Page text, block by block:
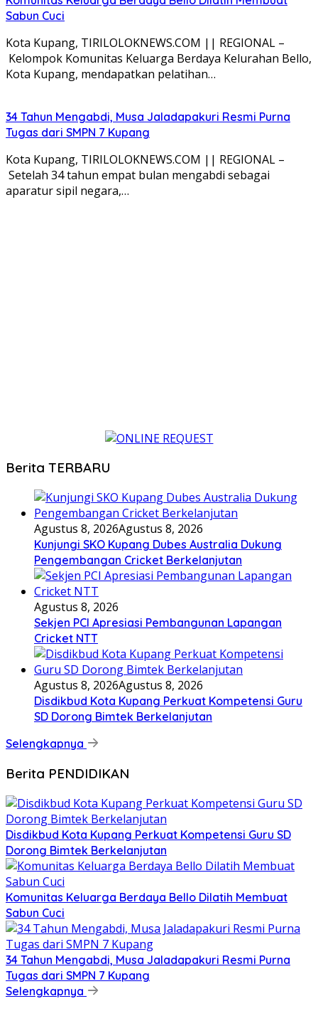
Sabun Cuci
Kota Kupang, TIRILOLOKNEWS.COM || REGIONAL –
Kelompok Komunitas Keluarga Berdaya Kelurahan Bello,
Kota Kupang, mendapatkan pelatihan…
34 Tahun Mengabdi, Musa Jaladapakuri Resmi Purna
Tugas dari SMPN 7 Kupang
Kota Kupang, TIRILOLOKNEWS.COM || REGIONAL –
Setelah 34 tahun empat bulan mengabdi sebagai
aparatur sipil negara,…
Berita TERBARU
Agustus 8, 2026Agustus 8, 2026
Kunjungi SKO Kupang Dubes Australia Dukung
Pengembangan Cricket Berkelanjutan
Agustus 8, 2026
Sekjen PCI Apresiasi Pembangunan Lapangan
Cricket NTT
Agustus 8, 2026Agustus 8, 2026
Disdikbud Kota Kupang Perkuat Kompetensi Guru
SD Dorong Bimtek Berkelanjutan
Selengkapnya
Berita PENDIDIKAN
Disdikbud Kota Kupang Perkuat Kompetensi Guru SD
Dorong Bimtek Berkelanjutan
Komunitas Keluarga Berdaya Bello Dilatih Membuat
Sabun Cuci
34 Tahun Mengabdi, Musa Jaladapakuri Resmi Purna
Tugas dari SMPN 7 Kupang
Selengkapnya